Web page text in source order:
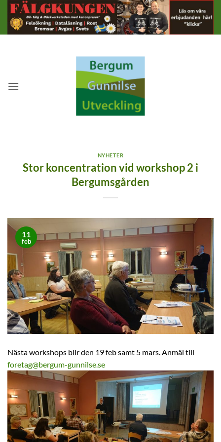
Skip
content
NYHETER
Stor koncentration vid workshop 2 i
Bergumsgården
11
feb
Nästa workshops blir den 19 feb samt 5 mars. Anmäl till
foretag@bergum-gunnilse.se